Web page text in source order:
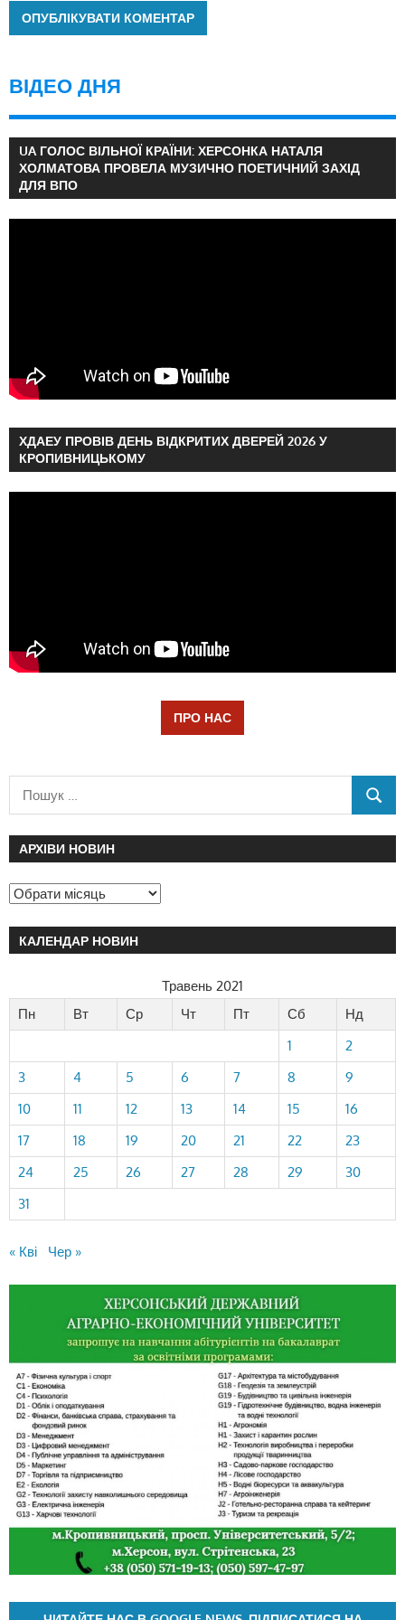
ВІДЕО ДНЯ
UA ГОЛОС ВІЛЬНОЇ КРАЇНИ: ХЕРСОНКА НАТАЛЯ
ХОЛМАТОВА ПРОВЕЛА МУЗИЧНО ПОЕТИЧНИЙ ЗАХІД
ДЛЯ ВПО
ХДАЕУ ПРОВІВ ДЕНЬ ВІДКРИТИХ ДВЕРЕЙ 2026 У
КРОПИВНИЦЬКОМУ
ПРО НАС
АРХІВИ НОВИН
КАЛЕНДАР НОВИН
Травень 2021
Пн
Вт Ср Чт Пт Сб
Нд
1
2
3
4 5 6 7 8
9
10
11 12 13 14 15
16
17
18 19 20 21 22
23
24
25 26 27 28 29
30
31
« Кві Чер »